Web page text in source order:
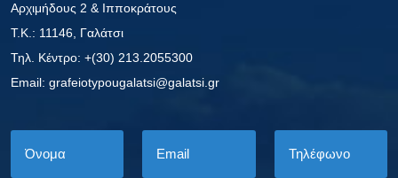
Αρχιμήδους 2 & Ιπποκράτους
Τ.Κ.: 11146, Γαλάτσι
Τηλ. Κέντρο: +(30) 213.2055300
Εmail: grafeiotypougalatsi@galatsi.gr